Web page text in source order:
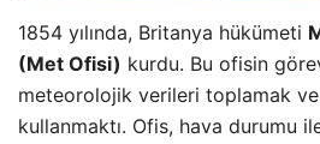
1854 yılında, Britanya hükümeti
(Met Ofisi) kurdu. Bu ofisin
meteorolojik verileri toplamak
kullanmaktı. Ofis, hava durumu